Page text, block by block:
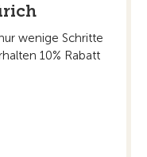
wenige Schritte
10% Rabatt